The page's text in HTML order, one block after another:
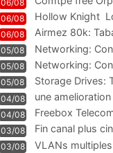
06/08
06/08 Hollow Knight 
06/08
Airmez 80k:
Technologie
05/08 Networking:
05/08
Networking:
Information
05/08
Storage Drives:
Management
04/08
une
WIFI
04/08
Freebox
Communi
03/08 Fin canal plus
03/08 VLANs